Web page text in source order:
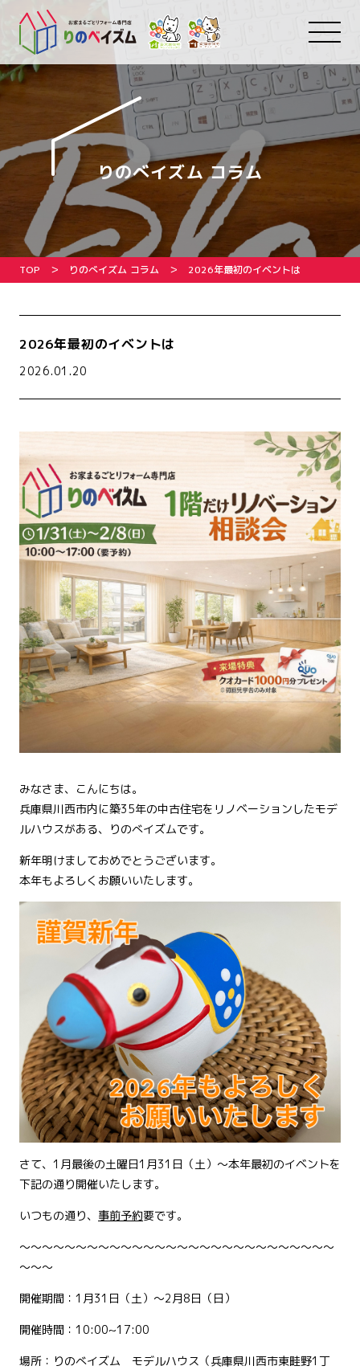
りのべイズム コラム
TOP りのべイズム コラム 2026年最初のイベントは
2026年最初のイベントは
2026.01.20
みなさま、こんにちは。
兵庫県川西市内に築35年の中古住宅をリノベーションしたモデ
ルハウスがある、りのべイズムです。
新年明けましておめでとうございます。
本年もよろしくお願いいたします。
さて、1月最後の土曜日1月31日（土）～本年最初のイベントを
下記の通り開催いたします。
いつもの通り、 事前予約要です。
～～～～～～～～～～～～～～～～～～～～～～～～～～～～
～～～
開催期間：1月31日（土）～2月8日（日）
開催時間：10:00~17:00
場所：りのべイズム モデルハウス（兵庫県川西市東畦野1丁